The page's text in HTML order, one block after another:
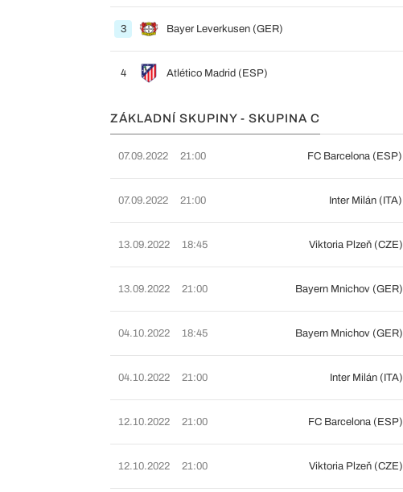
3 Bayer Leverkusen (GER)
4 Atlético Madrid (ESP)
ZÁKLADNÍ SKUPINY - SKUPINA C
07.09.2022 21:00 FC Barcelona (ESP)
07.09.2022 21:00 Inter Milán (ITA)
13.09.2022 18:45 Viktoria Plzeň (CZE)
13.09.2022 21:00 Bayern Mnichov (GER)
04.10.2022 18:45 Bayern Mnichov (GER)
04.10.2022 21:00 Inter Milán (ITA)
12.10.2022 21:00 FC Barcelona (ESP)
12.10.2022 21:00 Viktoria Plzeň (CZE)